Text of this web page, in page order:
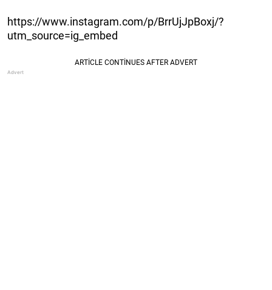
https://www.instagram.com/p/BrrUjJpBoxj/?
utm_source=ig_embed